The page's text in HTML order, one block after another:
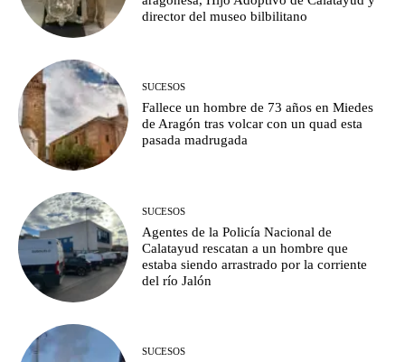
director del museo bilbilitano
SUCESOS
Fallece un hombre de 73 años en Miedes
de Aragón tras volcar con un quad esta
pasada madrugada
SUCESOS
Agentes de la Policía Nacional de
Calatayud rescatan a un hombre que
estaba siendo arrastrado por la corriente
del río Jalón
SUCESOS